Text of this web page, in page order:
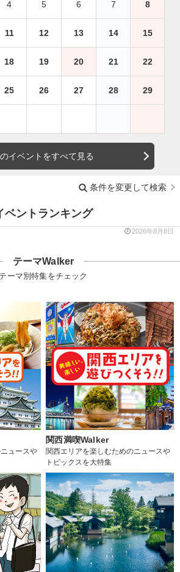
4 5 6 7 8
11 12 13 14 15
18 19 20 21 22
25 26 27 28 29
イベントをすべて見る
条件を変更して検索
ベントランキング
2026年8月8日
テーマWalker
テーマ別特集をチェック
ュースや
関西満喫Walker
関西エリアを楽しむためのニュースや
トピックスを大特集